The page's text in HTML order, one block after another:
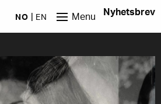
NO EN Menu Nyhetsbrev